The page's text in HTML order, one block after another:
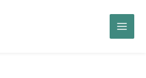
Main